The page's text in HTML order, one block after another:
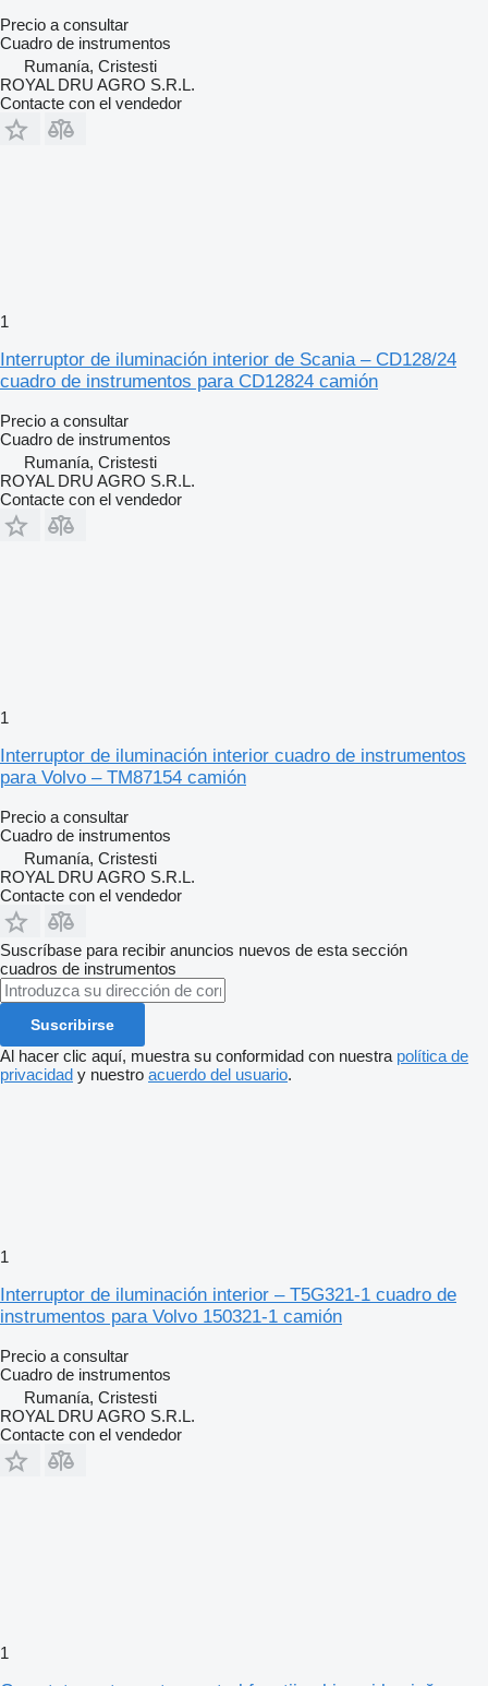
Precio a consultar
Cuadro de instrumentos
Rumanía, Cristesti
ROYAL DRU AGRO S.R.L.
Contacte con el vendedor
1
Interruptor de iluminación interior de Scania – CD128/24
cuadro de instrumentos para CD12824 camión
Precio a consultar
Cuadro de instrumentos
Rumanía, Cristesti
ROYAL DRU AGRO S.R.L.
Contacte con el vendedor
1
Interruptor de iluminación interior cuadro de instrumentos
para Volvo – TM87154 camión
Precio a consultar
Cuadro de instrumentos
Rumanía, Cristesti
ROYAL DRU AGRO S.R.L.
Contacte con el vendedor
Suscríbase para recibir anuncios nuevos de esta sección
cuadros de instrumentos
Suscribirse
Al hacer clic aquí, muestra su conformidad con nuestra política de
privacidad y nuestro acuerdo del usuario.
1
Interruptor de iluminación interior – T5G321-1 cuadro de
instrumentos para Volvo 150321-1 camión
Precio a consultar
Cuadro de instrumentos
Rumanía, Cristesti
ROYAL DRU AGRO S.R.L.
Contacte con el vendedor
1